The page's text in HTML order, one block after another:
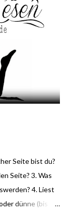
Logo! die
das Logo darf
Seite bist du?
Seite? 3. Was
4. Liest
dünne (bis